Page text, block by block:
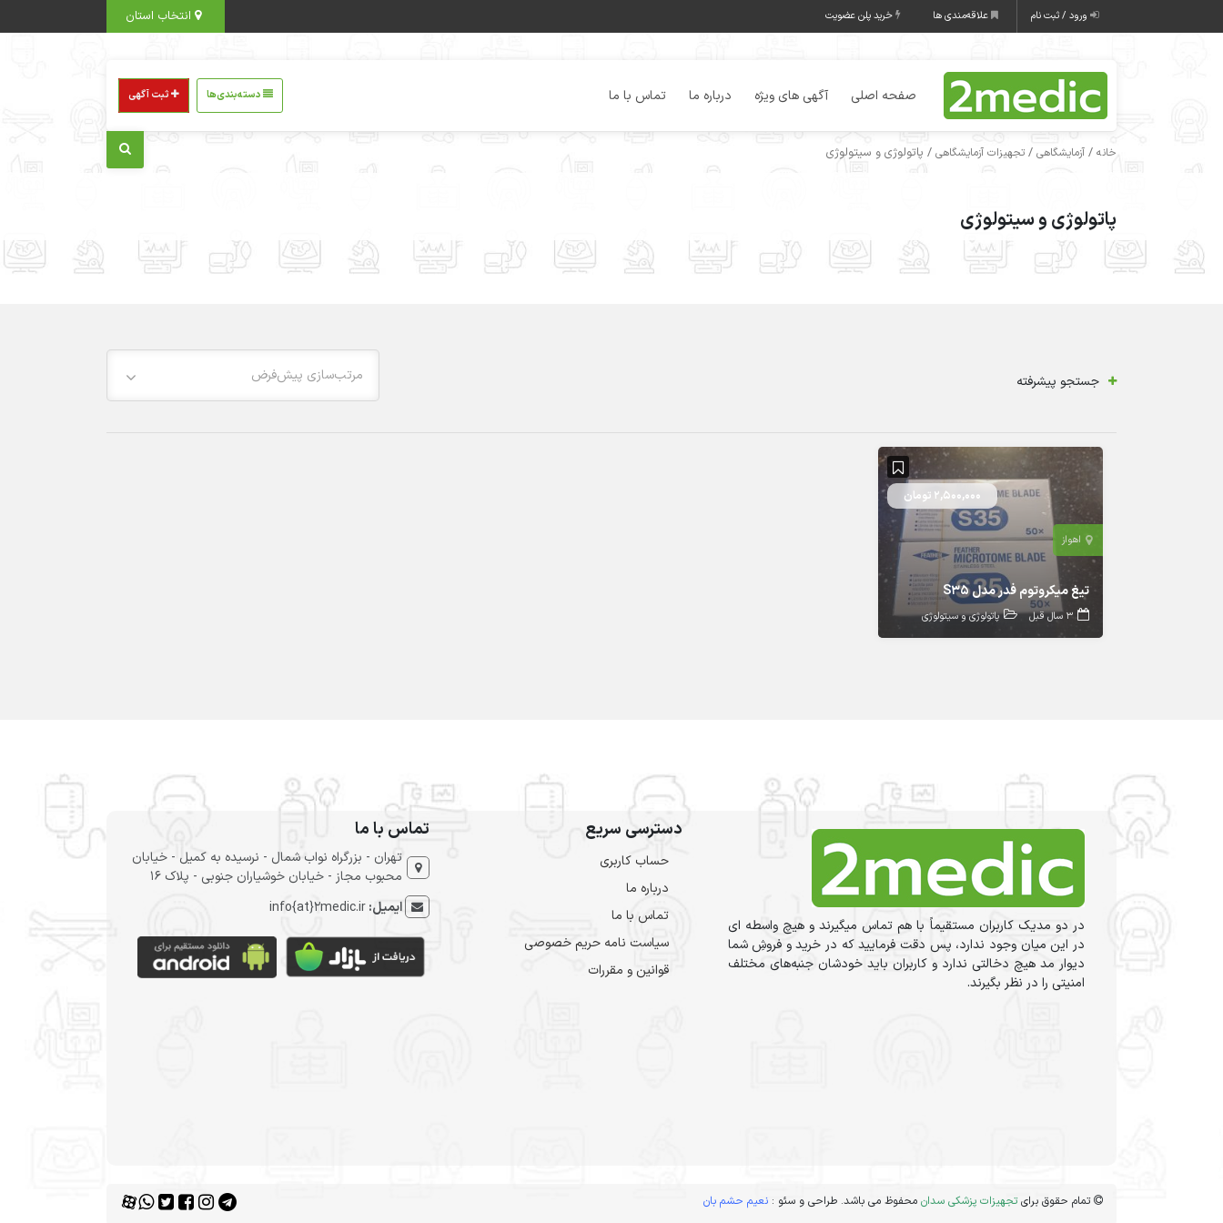
ورود / ثبت نام علاقه‌مندی ها خرید پلن عضویت
صفحه اصلی آگهی های ویژه درباره ما تماس با ما دسته‌بندی‌ها ثبت آگهی
خانه / آزمایشگاهی / تجهیزات آزمایشگاهی / پاتولوژی و سیتولوژی
پاتولوژی و سیتولوژی
مرتب‌سازی پیش‌فرض جستجو پیشرفته
اهواز
2,500,000 تومان
تیغ میکروتوم فدر مدل S35
3 سال قبل پاتولوژی و سیتولوژی
در دو مدیک کاربران مستقیماً با هم تماس میگیرند و هیچ واسطه ای
در این میان وجود ندارد، پس دقت فرمایید که در خرید و فروشِ شما
دیوار مد هیچ دخالتی ندارد و کاربران باید خودشان جنبه‌های مختلف
امنیتی را در نظر بگیرند.
دسترسی سریع
حساب کاربری
درباره ما
تماس با ما
سیاست نامه حریم خصوصی
قوانین و مقررات
تماس با ما
تهران - بزرگراه نواب شمال - نرسیده به کمیل - خیابان
محبوب مجاز - خیابان خوشیاران جنوبی - پلاک 16
ایمیل:info{at}2medic.ir
تمام حقوق برایتجهیزات پزشکی سدان محفوظ می باشد. طراحی و سئو : نعیم حشم بان